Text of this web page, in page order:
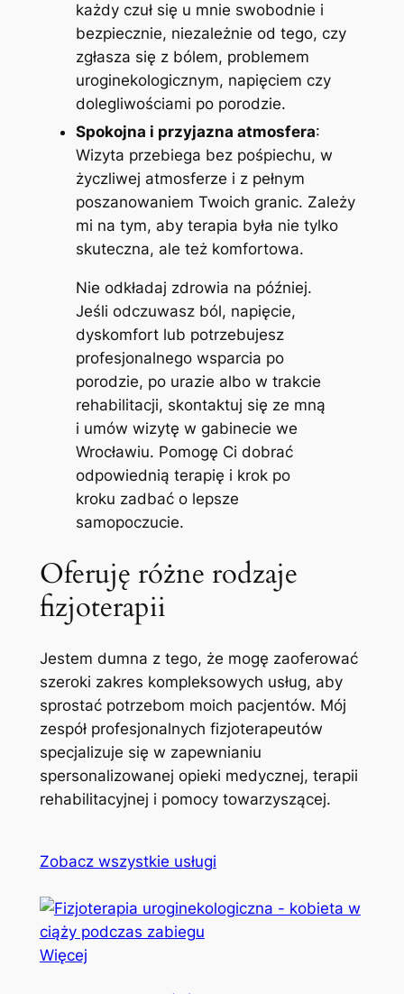
każdy czuł się u mnie swobodnie i
bezpiecznie, niezależnie od tego, czy
zgłasza się z bólem, problemem
uroginekologicznym, napięciem czy
dolegliwościami po porodzie.
Spokojna i przyjazna atmosfera:
Wizyta przebiega bez pośpiechu, w
życzliwej atmosferze i z pełnym
poszanowaniem Twoich granic. Zależy
mi na tym, aby terapia była nie tylko
skuteczna, ale też komfortowa.
Nie odkładaj zdrowia na później.
Jeśli odczuwasz ból, napięcie,
dyskomfort lub potrzebujesz
profesjonalnego wsparcia po
porodzie, po urazie albo w trakcie
rehabilitacji, skontaktuj się ze mną
i umów wizytę w gabinecie we
Wrocławiu. Pomogę Ci dobrać
odpowiednią terapię i krok po
kroku zadbać o lepsze
samopoczucie.
Oferuję różne rodzaje
fizjoterapii
Jestem dumna z tego, że mogę zaoferować
szeroki zakres kompleksowych usług, aby
sprostać potrzebom moich pacjentów. Mój
zespół profesjonalnych fizjoterapeutów
specjalizuje się w zapewnianiu
spersonalizowanej opieki medycznej, terapii
rehabilitacyjnej i pomocy towarzyszącej.
Zobacz wszystkie usługi
Więcej